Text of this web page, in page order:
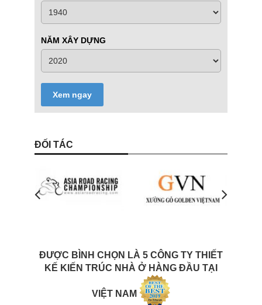
NĂM XÂY DỰNG
Xem ngay
ĐỐI TÁC
ĐƯỢC BÌNH CHỌN LÀ 5 CÔNG TY THIẾT
KẾ KIẾN TRÚC NHÀ Ở HÀNG ĐẦU TẠI
VIỆT NAM